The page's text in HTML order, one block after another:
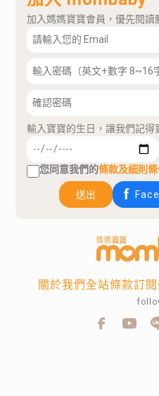
加入媽媽寶寶會員，優先閱讀
輸入寶寶的生日，讓我們記得
您同意我們的條款及細則
送出
關於我們全站條款訂